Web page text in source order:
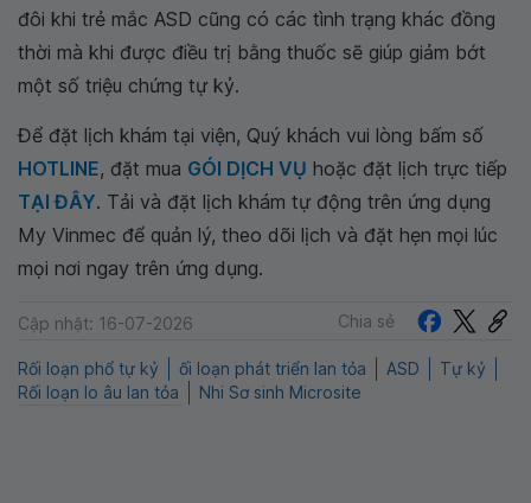
đôi khi trẻ mắc ASD cũng có các tình trạng khác đồng
thời mà khi được điều trị bằng thuốc sẽ giúp giảm bớt
một số triệu chứng tự kỷ.
Để đặt lịch khám tại viện, Quý khách vui lòng bấm số
HOTLINE, đặt mua GÓI DỊCH VỤ hoặc đặt lịch trực tiếp
TẠI ĐÂY. Tải và đặt lịch khám tự động trên ứng dụng
My Vinmec để quản lý, theo dõi lịch và đặt hẹn mọi lúc
mọi nơi ngay trên ứng dụng.
Cập nhật: 16-07-2026 Chia sẻ
Rối loạn phổ tự kỷ ối loạn phát triển lan tỏa ASD
Tự kỷ
Rối loạn lo âu lan tỏa
Nhi Sơ sinh Microsite